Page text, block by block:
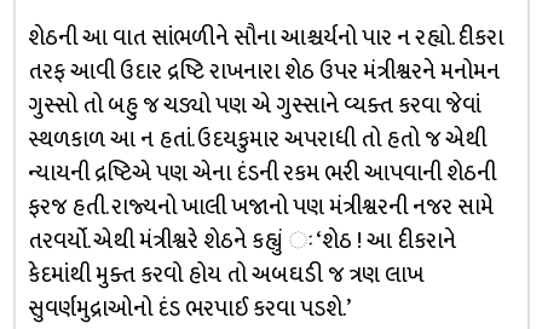
શેઠની આ વાત સાંભળીને સૌના આશ્ચર્યનો પાર ન રહ્યો. દીકરા
તરફ આવી ઉદાર દ્રષ્ટિ રાખનારા શેઠ ઉપર મંત્રીશ્વરને મનોમન
ગુસ્સો તો બહુ જ ચડ્યો પણ એ ગુસ્સાને વ્યક્ત કરવા જેવાં
સ્થળકાળ આ ન હતાં. ઉદયકુમાર અપરાધી તો હતો જ એથી
ન્યાયની દ્રષ્ટિએ પણ એના દંડની રકમ ભરી આપવાની શેઠની
ફરજ હતી. રાજ્યનો ખાલી ખજાનો પણ મંત્રીશ્વરની નજર સામે
તરવર્યો. એથી મંત્રીશ્વરે શેઠને કહ્યું ઃ ‘શેઠ ! આ દીકરાને
કેદમાંથી મુક્ત કરવો હોય તો અબઘડી જ ત્રણ લાખ
સુવર્ણમુદ્રાઓનો દંડ ભરપાઈ કરવા પડશે.’